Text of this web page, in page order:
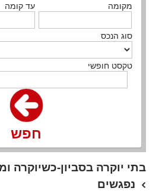
מקומה עד קומה
סוג הנכס
טקסט חופשי
חפש
בתי יוקרה בסביון-כשיוקרה
נפגשים